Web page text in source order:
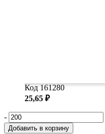
Код 161280
25,65 ₽
-
Добавить в корзину